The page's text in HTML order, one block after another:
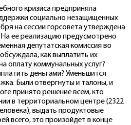
кризиса предприняла
социально незащищенных
на сессии горсовета утверждена
ее реализацию предусмотрено
депутатская комиссия во
как выплатить их
оплату коммунальных услуг?
деньгами? Уменьшится
Были отвергнуты и талоны, и
принято решение всем, кто
в территориальном центре (2322
выдать продуктовые
всего, это произойдет в конце